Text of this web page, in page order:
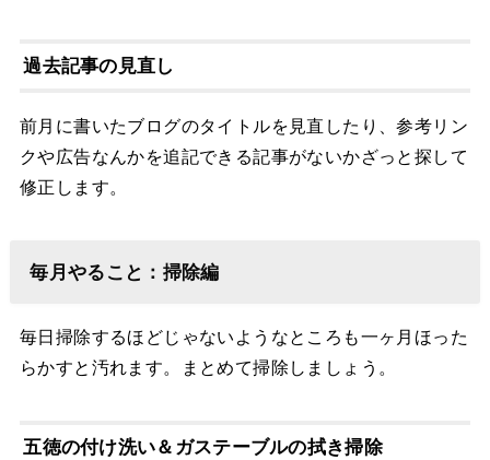
過去記事の見直し
前月に書いたブログのタイトルを見直したり、参考リン
クや広告なんかを追記できる記事がないかざっと探して
修正します。
毎月やること：掃除編
毎日掃除するほどじゃないようなところも一ヶ月ほった
らかすと汚れます。まとめて掃除しましょう。
五徳の付け洗い＆ガステーブルの拭き掃除